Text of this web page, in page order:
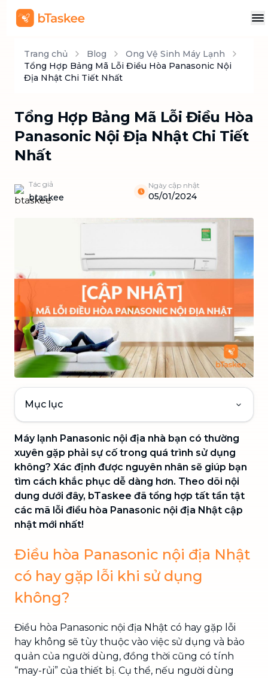
Trang chủ Blog
Ong Vệ Sinh Máy Lạnh
Tổng Hợp Bảng Mã Lỗi Điều Hòa Panasonic Nội
Địa Nhật Chi Tiết Nhất
Tổng Hợp Bảng Mã Lỗi Điều Hòa
Panasonic Nội Địa Nhật Chi Tiết
Nhất
Tác giả
btaskee
Ngày cập nhật
05/01/2024
Mục lục
Máy lạnh Panasonic nội địa nhà bạn có thường
xuyên gặp phải sự cố trong quá trình sử dụng
không? Xác định được nguyên nhân sẽ giúp bạn
tìm cách khắc phục dễ dàng hơn. Theo dõi nội
dung dưới đây, bTaskee đã tổng hợp tất tần tật
các mã lỗi điều hòa Panasonic nội địa Nhật cập
nhật mới nhất!
Điều hòa Panasonic nội địa Nhật
có hay gặp lỗi khi sử dụng
không?
Điều hòa Panasonic nội địa Nhật có hay gặp lỗi
hay không sẽ tùy thuộc vào việc sử dụng và bảo
quản của người dùng, đồng thời cũng có tính
“may-rủi” của thiết bị. Cụ thể, nếu người dùng